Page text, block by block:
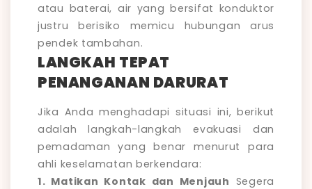
atau baterai, air yang bersifat konduktor
justru berisiko memicu hubungan arus
pendek tambahan.
LANGKAH TEPAT
PENANGANAN DARURAT
Jika Anda menghadapi situasi ini, berikut
adalah langkah-langkah evakuasi dan
pemadaman yang benar menurut para
ahli keselamatan berkendara:
1. Matikan Kontak dan Menjauh Segera